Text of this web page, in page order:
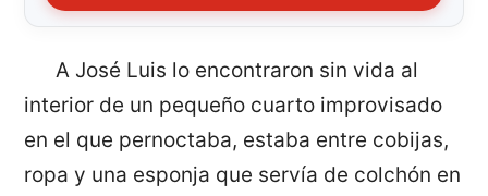
A José Luis lo encontraron sin vida al
interior de un pequeño cuarto improvisado
en el que pernoctaba, estaba entre cobijas,
ropa y una esponja que servía de colchón en